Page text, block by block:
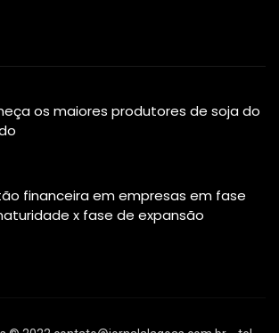
os maiores produtores de soja do
financeira em empresas em fase
x fase de expansão